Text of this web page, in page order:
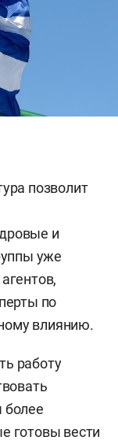
позволит
и
уже
по
влиянию.
работу
более
готовы вести